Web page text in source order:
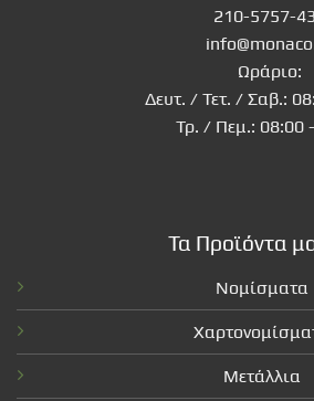
210-5757-
Ωράριο:
Δευτ. / Τετ. / Σαβ.:
Τρ. / Πεμ.: 08:00
Τα Προϊόντα
Νομίσματα
Μετάλλια